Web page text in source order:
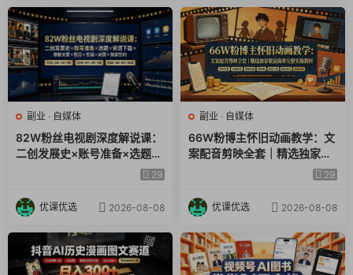
11.实操案例(北京).mp4.mp4
12.实操案例(哈尔滨).mp4.mp4
副业 · 自媒体
82W粉丝电视剧深度解说课：
二创发展史×账号准备×选题×
资源下载×爆款文案×配音×剪29
优课优选 2026-08-08
副业 · 自媒体
66W粉博主怀旧动画教学：文
案配音剪映全套｜精选独家收
29
优课优选 2026-08-08